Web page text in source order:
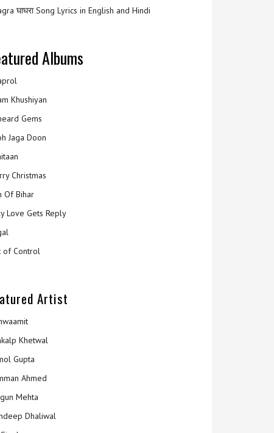
घाघरा Song Lyrics in English and Hindi
Albums
Khushiyan
Gems
Jaga Doon
Christmas
Of Bihar
Love Gets Reply
of Control
Artist
Khetwal
Gupta
Ahmed
Mehta
Dhaliwal